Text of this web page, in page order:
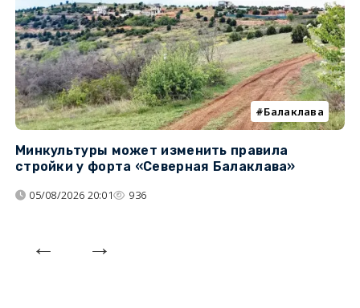
Балаклава
Минкультуры может изменить правила
стройки у форта «Северная Балаклава»
05/08/2026 20:01 936